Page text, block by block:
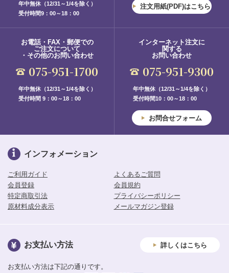
年中無休（12/31～1/4を除く）
受付時間9：00～18：00
注文用紙(PDF)はこちら
お電話・FAX・郵便での
ご注文について
・その他のお問い合わせ
075-951-1700
年中無休（12/31～1/4を除く）
受付時間 9：00～18：00
インターネット注文に
関する
お問い合わせ
075-951-9300
年中無休（12/31～1/4を除く）
受付時間10：00～18：00
お問合せフォーム
インフォメーション
ご利用ガイド
よくあるご質問
会員登録
会員規約
特定商取引法
プライバシーポリシー
原材料成分表示
メールマガジン登録
お支払い方法 詳しくはこちら
お支払い方法は下記の通りです。